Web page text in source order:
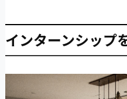
インターンシップ